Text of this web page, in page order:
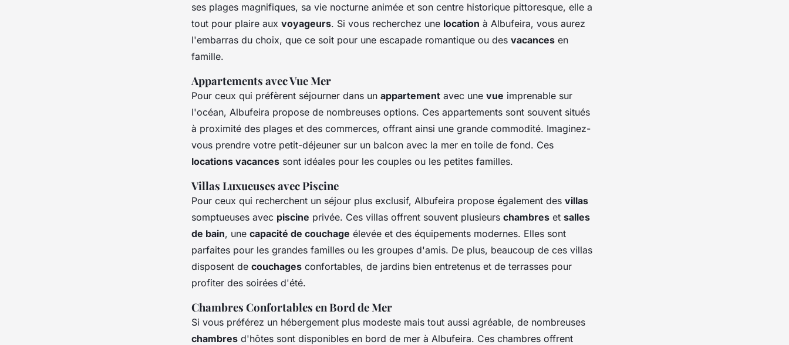
ses plages magnifiques, sa vie nocturne animée et son centre historique pittoresque, elle a
tout pour plaire aux voyageurs. Si vous recherchez une location à Albufeira, vous aurez
l'embarras du choix, que ce soit pour une escapade romantique ou des vacances en
famille.
Appartements avec Vue Mer
Pour ceux qui préfèrent séjourner dans un appartement avec une vue imprenable sur
l'océan, Albufeira propose de nombreuses options. Ces appartements sont souvent situés
à proximité des plages et des commerces, offrant ainsi une grande commodité. Imaginez-
vous prendre votre petit-déjeuner sur un balcon avec la mer en toile de fond. Ces
locations vacances sont idéales pour les couples ou les petites familles.
Villas Luxueuses avec Piscine
Pour ceux qui recherchent un séjour plus exclusif, Albufeira propose également des villas
somptueuses avec piscine privée. Ces villas offrent souvent plusieurs chambres et salles
de bain, une capacité de couchage élevée et des équipements modernes. Elles sont
parfaites pour les grandes familles ou les groupes d'amis. De plus, beaucoup de ces villas
disposent de couchages confortables, de jardins bien entretenus et de terrasses pour
profiter des soirées d'été.
Chambres Confortables en Bord de Mer
Si vous préférez un hébergement plus modeste mais tout aussi agréable, de nombreuses
chambres d'hôtes sont disponibles en bord de mer à Albufeira. Ces chambres offrent